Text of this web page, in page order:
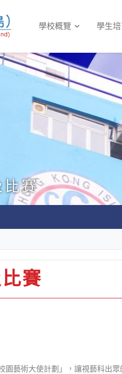
學校概覽 學生
比賽
賽
園藝術大使計劃」，讓視藝科出